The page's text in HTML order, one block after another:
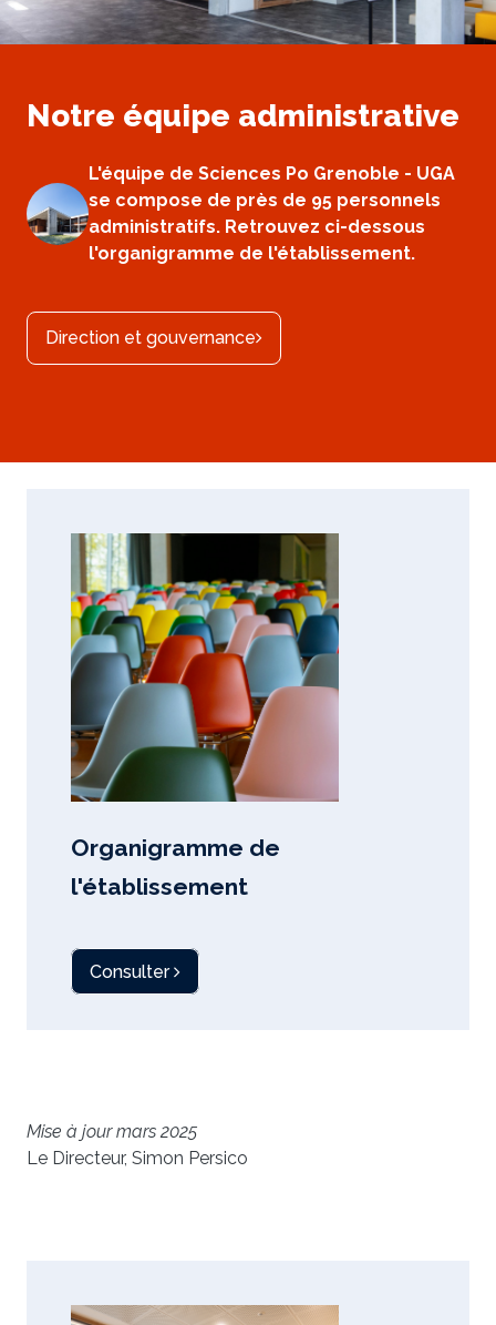
Notre équipe administrative
L'équipe de Sciences Po Grenoble - UGA
se compose de près de 95 personnels
administratifs. Retrouvez ci-dessous
l'organigramme de l'établissement.
Direction et gouvernance
Organigramme de
l'établissement
Consulter
Mise à jour mars 2025
Le Directeur, Simon Persico